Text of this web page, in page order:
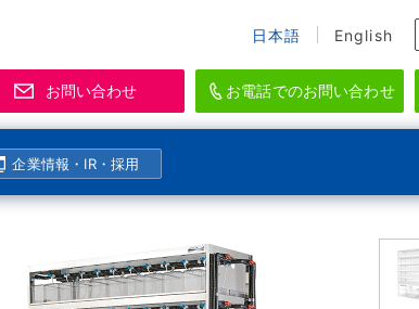
日本語 English
お問い合わせ お電話でのお問い合わせ
REI-SEA
アクアリウム・水産・養殖関連機器ブラン
ド
製品資料のダウンロード、会員登録
資料ダウンロードの方法
展示会情報
「気になる」イワキ ポンプマガジン
メールマガジン登録
企業情報・IR・採用